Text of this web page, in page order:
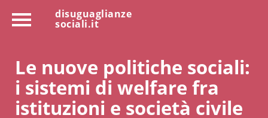
disuguaglianze
sociali.it
Le nuove politiche sociali:
i sistemi di welfare fra
istituzioni e società civile